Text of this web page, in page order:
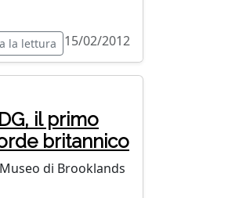
la lettura 15/02/2012
il primo
britannico
di Brooklands